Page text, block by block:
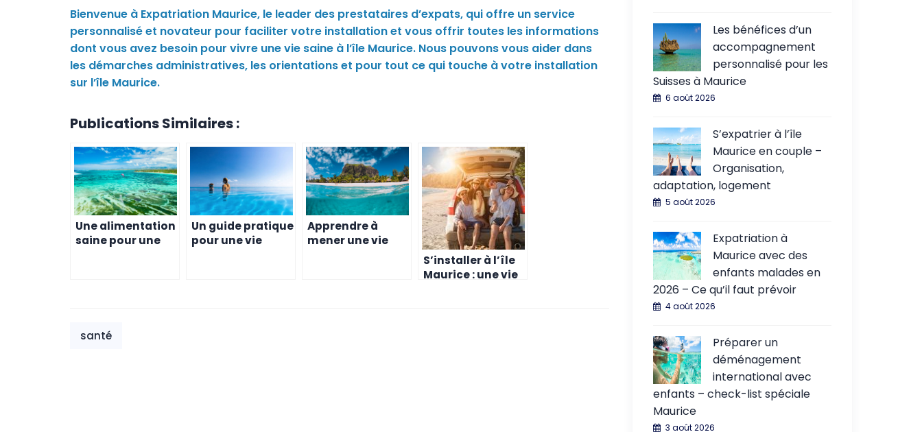
Bienvenue à Expatriation Maurice, le leader des prestataires d’expats, qui offre un service
personnalisé et novateur pour faciliter votre installation et vous offrir toutes les informations
dont vous avez besoin pour vivre une vie saine à l’île Maurice. Nous pouvons vous aider dans
les démarches administratives, les orientations et pour tout ce qui touche à votre installation
sur l’île Maurice.
Publications Similaires :
Une alimentation
saine pour une
Un guide pratique
pour une vie
Apprendre à
mener une vie
S’installer à l’île
Maurice : une vie
santé
Les bénéfices d’un
accompagnement
personnalisé pour les
Suisses à Maurice
6 août 2026
S’expatrier à l’île
Maurice en couple –
Organisation,
adaptation, logement
5 août 2026
Expatriation à
Maurice avec des
enfants malades en
2026 – Ce qu’il faut prévoir
4 août 2026
Préparer un
déménagement
international avec
enfants – check-list spéciale
Maurice
3 août 2026